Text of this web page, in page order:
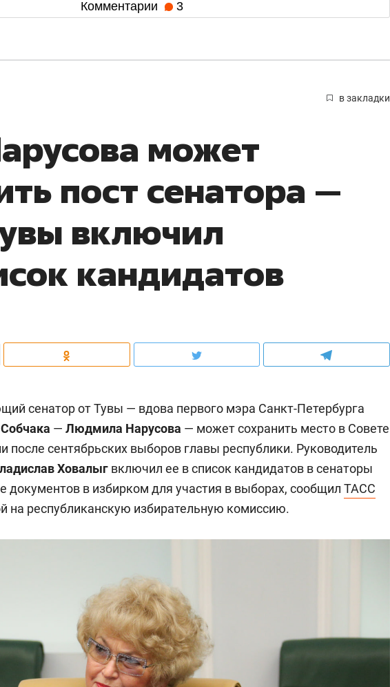
Комментарии 3
в закладки
может
пост сенатора —
включил
кандидатов
сенатор от Тувы — вдова первого мэра Санкт-Петербурга
— Людмила Нарусова — может сохранить место в Совете
после сентябрьских выборов главы республики. Руководитель
Ховалыг включил ее в список кандидатов в сенаторы
документов в избирком для участия в выборах, сообщил ТАСС
на республиканскую избирательную комиссию.